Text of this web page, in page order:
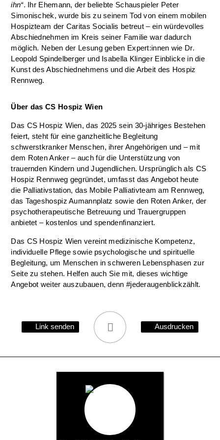
ihn“. Ihr Ehemann, der beliebte Schauspieler Peter
Simonischek, wurde bis zu seinem Tod von einem mobilen
Hospizteam der Caritas Socialis betreut – ein würdevolles
Abschiednehmen im Kreis seiner Familie war dadurch
möglich. Neben der Lesung geben Expert:innen wie Dr.
Leopold Spindelberger und Isabella Klinger Einblicke in die
Kunst des Abschiednehmens und die Arbeit des Hospiz
Rennweg.
Über das CS Hospiz Wien
Das CS Hospiz Wien, das 2025 sein 30-jähriges Bestehen
feiert, steht für eine ganzheitliche Begleitung
schwerstkranker Menschen, ihrer Angehörigen und – mit
dem Roten Anker – auch für die Unterstützung von
trauernden Kindern und Jugendlichen. Ursprünglich als CS
Hospiz Rennweg gegründet, umfasst das Angebot heute
die Palliativstation, das Mobile Palliativteam am Rennweg,
das Tageshospiz Aumannplatz sowie den Roten Anker, der
psychotherapeutische Betreuung und Trauergruppen
anbietet – kostenlos und spendenfinanziert.
Das CS Hospiz Wien vereint medizinische Kompetenz,
individuelle Pflege sowie psychologische und spirituelle
Begleitung, um Menschen in schweren Lebensphasen zur
Seite zu stehen. Helfen auch Sie mit, dieses wichtige
Angebot weiter auszubauen, denn #jederaugenblickzählt.
Link senden Ausdrucken